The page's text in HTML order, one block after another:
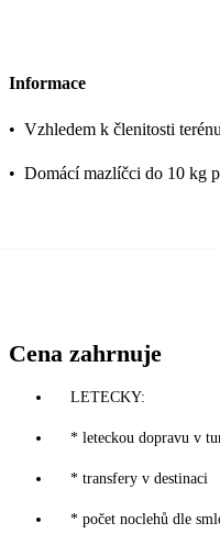
Informace
• Vzhledem k členitosti
• Domácí mazlíčci do 10 kg
Cena zahrnuje
LETECKY:
* leteckou dopravu v
* transfery v destinaci
* počet noclehů dle